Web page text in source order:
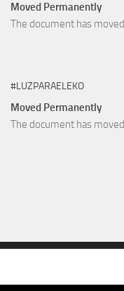
Moved Permanently
The document has moved
#LUZPARAELEKO
Moved Permanently
The document has moved